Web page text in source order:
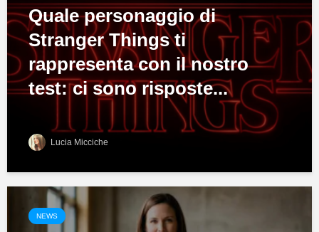
Quale personaggio di
Stranger Things ti
rappresenta con il nostro
test: ci sono risposte...
Lucia Micciche
NEWS